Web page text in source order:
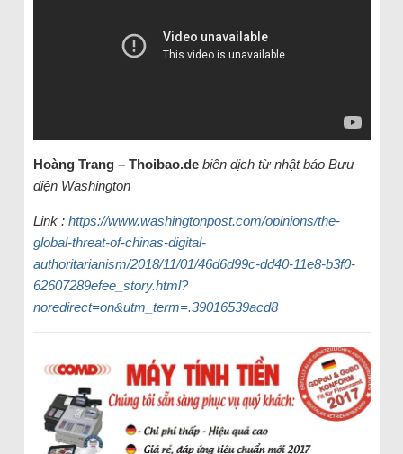
Hoàng Trang – Thoibao.de biên dịch từnhật báo Bưu
điện Washington
Link : https://www.washingtonpost.com/opinions/the-
global-threat-of-chinas-digital-
authoritarianism/2018/11/01/46d6d99c-dd40-11e8-b3f0-
62607289efee_story.html?
noredirect=on&utm_term=.39016539acd8